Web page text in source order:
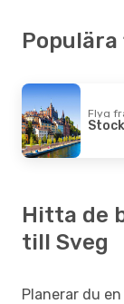
Flexflights
Sveg-
Tors 15 Okt.-
Flexflights
Flyg
Hitta de
till Sveg
Planerar du